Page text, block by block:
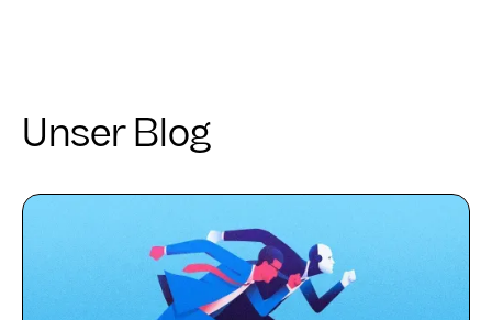
Unser Blog